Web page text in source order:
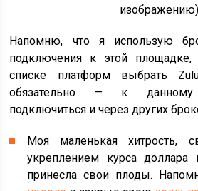
изображению)
Напомню, что я использую
подключения к этой площадке,
списке платформ выбрать
обязательно — к
подключиться и через других
Моя маленькая хитрость,
укреплением курса доллара
принесла свои плоды.